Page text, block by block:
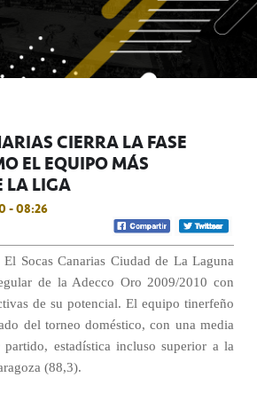
CIERRA LA FASE
EL EQUIPO MÁS
LA LIGA
- 08:26
El Socas Canarias Ciudad de La Laguna
de la Adecco Oro 2009/2010 con
de su potencial. El equipo tinerfeño
del torneo doméstico, con una media
estadística incluso superior a la
(88,3).